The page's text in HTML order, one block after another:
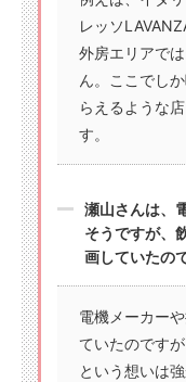
レッソ
外房エリアで
ん。ここでし
らえるような
す。
瀬山さんは、
そうですが、
画していたの
電機メーカー
ていたのです
という想いは